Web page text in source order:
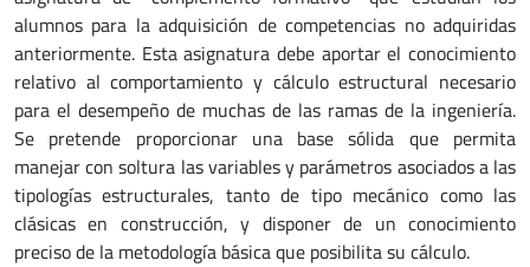
alumnos para la adquisición de competencias no adquiridas
anteriormente. Esta asignatura debe aportar el conocimiento
relativo al comportamiento y cálculo estructural necesario
para el desempeño de muchas de las ramas de la ingeniería.
Se pretende proporcionar una base sólida que permita
manejar con soltura las variables y parámetros asociados a las
tipologías estructurales, tanto de tipo mecánico como las
clásicas en construcción, y disponer de un conocimiento
preciso de la metodología básica que posibilita su cálculo.